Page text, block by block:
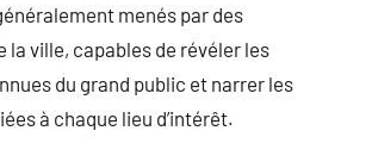
menés par des
la ville, capables de révéler les
du grand public et narrer les
à chaque lieu d’intérêt.